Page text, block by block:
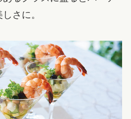
さに。